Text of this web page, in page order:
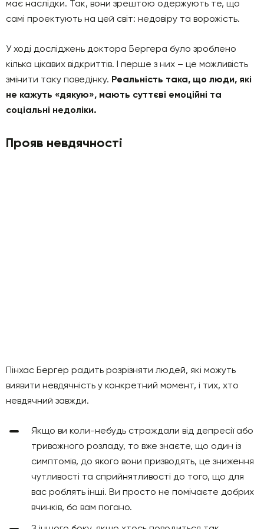
має наслідки. Так, вони зрештою одержують те, що
самі проектують на цей світ: недовіру та ворожість.
У ході досліджень доктора Бергера було зроблено
кілька цікавих відкриттів. І перше з них – це можливість
змінити таку поведінку. Реальність така, що люди, які
не кажуть «дякую», мають суттєві емоційні та
соціальні недоліки.
Прояв невдячності
Пінхас Бергер радить розрізняти людей, які можуть
виявити невдячність у конкретний момент, і тих, хто
невдячний завжди.
Якщо ви коли-небудь страждали від депресії або
тривожного розладу, то вже знаєте, що один із
симптомів, до якого вони призводять, це зниження
чутливості та сприйнятливості до того, що для
вас роблять інші. Ви просто не помічаєте добрих
вчинків, бо вам погано.